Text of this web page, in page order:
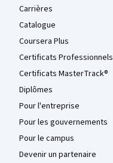
Carrières
Catalogue
Coursera Plus
Certificats Professionnels
Certificats MasterTrack®
Diplômes
Pour l'entreprise
Pour les gouvernements
Pour le campus
Devenir un partenaire